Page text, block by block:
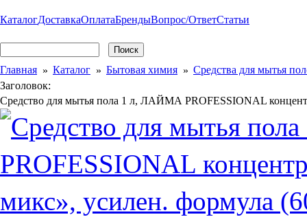
КаталогДоставкаОплатаБрендыВопрос/ОтветСтатьи
Главная Каталог Бытовая химия
Средства для мытья
Заголовок:
Средство для мытья пола 1 л, ЛАЙМА PROFESSIONAL